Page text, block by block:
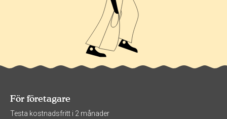
För företagare
Testa kostnadsfritt i 2 månader